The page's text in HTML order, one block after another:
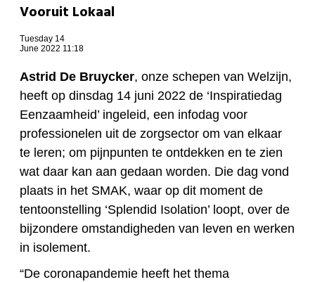
Vooruit Lokaal
Tuesday 14
June 2022 11:18
Astrid De Bruycker, onze schepen van Welzijn,
heeft op dinsdag 14 juni 2022 de ‘Inspiratiedag
Eenzaamheid’ ingeleid, een infodag voor
professionelen uit de zorgsector om van elkaar
te leren; om pijnpunten te ontdekken en te zien
wat daar kan aan gedaan worden. Die dag vond
plaats in het SMAK, waar op dit moment de
tentoonstelling ‘Splendid Isolation’ loopt, over de
bijzondere omstandigheden van leven en werken
in isolement.
“De coronapandemie heeft het thema